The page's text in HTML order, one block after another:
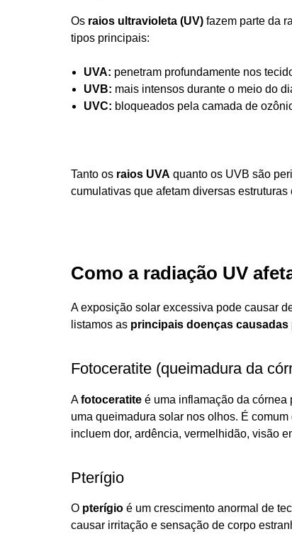
Os raios ultravioleta (UV) fazem parte da
tipos principais:
UVA: penetram profundamente nos
UVB: mais intensos durante o meio do
UVC: bloqueados pela camada de
Tanto os raios UVA quanto os UVB são
cumulativas que afetam diversas estruturas
Como a radiação UV
A exposição solar excessiva pode causar
listamos as principais doenças causadas
Fotoceratite (queimadura da
Afotoceratite é uma inflamação da
uma queimadura solar nos olhos. É
incluem dor, ardência, vermelhidão, visão
Pterígio
O pterígio é um crescimento anormal de
causar irritação e sensação de corpo